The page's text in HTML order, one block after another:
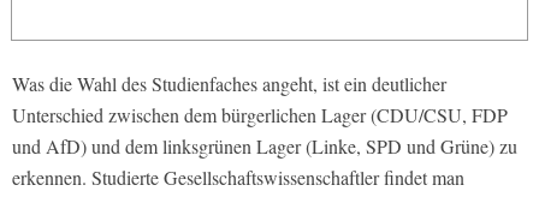
Was die Wahl des Studienfaches angeht, ist ein deutlicher
Unterschied zwischen dem bürgerlichen Lager (CDU/CSU, FDP
und AfD) und dem linksgrünen Lager (Linke, SPD und Grüne) zu
erkennen. Studierte Gesellschaftswissenschaftler findet man